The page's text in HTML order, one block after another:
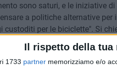
Il rispetto della tua
1733 partner memorizziamo e/o
sono saturi, e le iniziative
a politiche alternative per
custoditi per le biciclette". Si
locale, ma in generale si